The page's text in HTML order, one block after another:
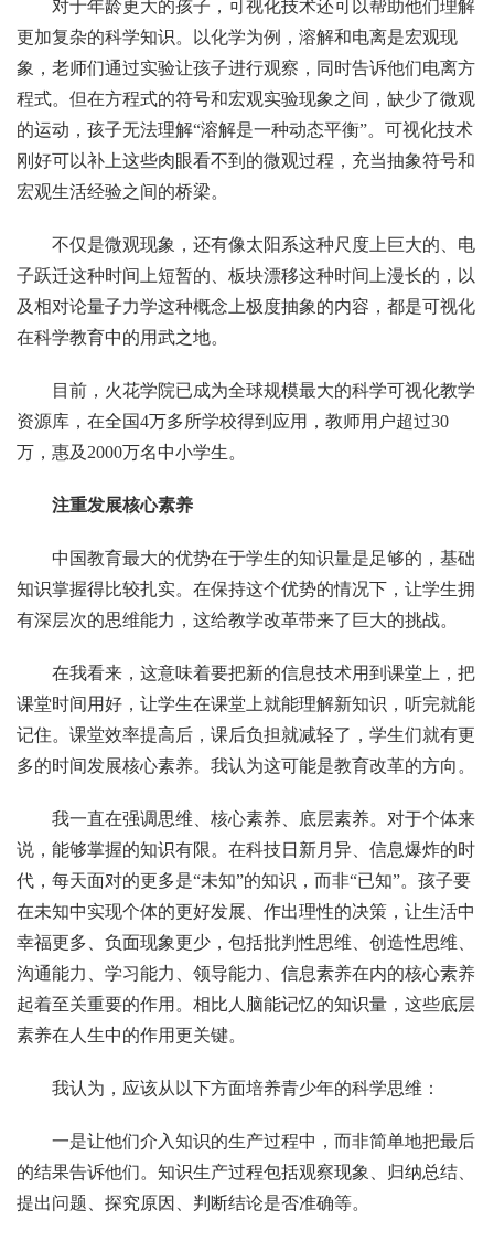
对于年龄更大的孩子，可视化技术还可以帮助他们理解
更加复杂的科学知识。以化学为例，溶解和电离是宏观现
象，老师们通过实验让孩子进行观察，同时告诉他们电离方
程式。但在方程式的符号和宏观实验现象之间，缺少了微观
的运动，孩子无法理解“溶解是一种动态平衡”。可视化技术
刚好可以补上这些肉眼看不到的微观过程，充当抽象符号和
宏观生活经验之间的桥梁。
不仅是微观现象，还有像太阳系这种尺度上巨大的、电
子跃迁这种时间上短暂的、板块漂移这种时间上漫长的，以
及相对论量子力学这种概念上极度抽象的内容，都是可视化
在科学教育中的用武之地。
目前，火花学院已成为全球规模最大的科学可视化教学
资源库，在全国4万多所学校得到应用，教师用户超过30
万，惠及2000万名中小学生。
注重发展核心素养
中国教育最大的优势在于学生的知识量是足够的，基础
知识掌握得比较扎实。在保持这个优势的情况下，让学生拥
有深层次的思维能力，这给教学改革带来了巨大的挑战。
在我看来，这意味着要把新的信息技术用到课堂上，把
课堂时间用好，让学生在课堂上就能理解新知识，听完就能
记住。课堂效率提高后，课后负担就减轻了，学生们就有更
多的时间发展核心素养。我认为这可能是教育改革的方向。
我一直在强调思维、核心素养、底层素养。对于个体来
说，能够掌握的知识有限。在科技日新月异、信息爆炸的时
代，每天面对的更多是“未知”的知识，而非“已知”。孩子要
在未知中实现个体的更好发展、作出理性的决策，让生活中
幸福更多、负面现象更少，包括批判性思维、创造性思维、
沟通能力、学习能力、领导能力、信息素养在内的核心素养
起着至关重要的作用。相比人脑能记忆的知识量，这些底层
素养在人生中的作用更关键。
我认为，应该从以下方面培养青少年的科学思维：
一是让他们介入知识的生产过程中，而非简单地把最后
的结果告诉他们。知识生产过程包括观察现象、归纳总结、
提出问题、探究原因、判断结论是否准确等。